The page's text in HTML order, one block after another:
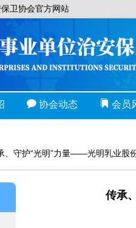
卫协会官方网站
协会动态 会员
、守护“光明”力量——光明乳业股
传承